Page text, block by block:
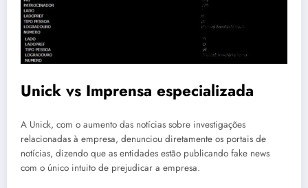
Unick vs Imprensa especializada
A Unick, com o aumento das notícias sobre investigações
relacionadas à empresa, denunciou diretamente os portais de
notícias, dizendo que as entidades estão publicando fake news
com o único intuito de prejudicar a empresa.